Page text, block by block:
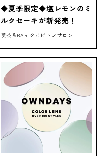
◆夏季限定◆塩レモンのミ
ルクセーキが新発売！
喫茶＆BAR タビビトノサロン